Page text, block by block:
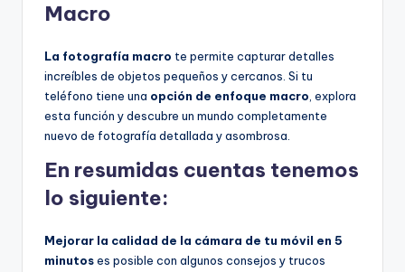
Macro
La fotografía macro te permite capturar detalles
increíbles de objetos pequeños y cercanos. Si tu
teléfono tiene una opción de enfoque macro , explora
esta función y descubre un mundo completamente
nuevo de fotografía detallada y asombrosa.
En resumidas cuentas tenemos
lo siguiente:
Mejorar la calidad de la cámara de tu móvil en 5
minutoses posible con algunos consejos y trucos